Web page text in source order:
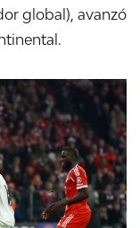
global), avanzó